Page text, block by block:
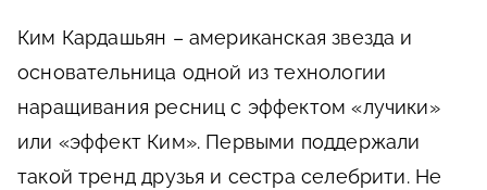
Ким Кардашьян – американская звезда и
основательница одной из технологии
наращивания ресниц с эффектом «лучики»
или «эффект Ким». Первыми поддержали
такой тренд друзья и сестра селебрити. Не